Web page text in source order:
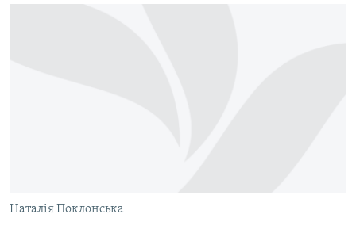
Наталія Поклонська